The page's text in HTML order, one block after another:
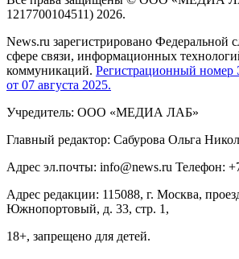
1217700104511) 2026.
News.ru зарегистрировано Федеральной
сфере связи, информационных
коммуникаций. Регистрационный
от 07 августа 2025.
Учредитель: ООО «МЕДИА ЛАБ»
Главный редактор: Сабурова Ольга
Адрес эл.почты: info@news.ru Телефон:
Адрес редакции: 115088, г. Москва,
Южнопортовый, д. 33, стр. 1,
18+, запрещено для детей.